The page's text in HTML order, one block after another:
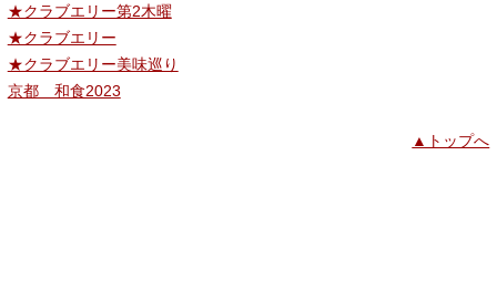
★クラブエリー第2木曜
★クラブエリー
★クラブエリー美味巡り
京都 和食2023
▲トップへ